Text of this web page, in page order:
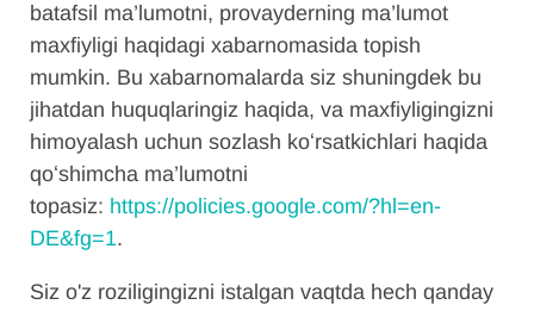
batafsil ma’lumotni, provayderning ma’lumot
maxfiyligi haqidagi xabarnomasida topish
mumkin. Bu xabarnomalarda siz shuningdek bu
jihatdan huquqlaringiz haqida, va maxfiyligingizni
himoyalash uchun sozlash koʻrsatkichlari haqida
qoʻshimcha ma’lumotni
topasiz: https://policies.google.com/?hl=en-
DE&fg=1.
Siz o'z roziligingizni istalgan vaqtda hech qanday